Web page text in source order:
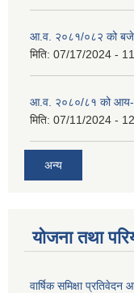
आ.व. २०८१/०८२ को
मिति: 07/17/2024 -
आ.व. २०८०/८१ को आय-
मिति: 07/11/2024 -
अन्य
योजना तथा
वार्षिक समिक्षा